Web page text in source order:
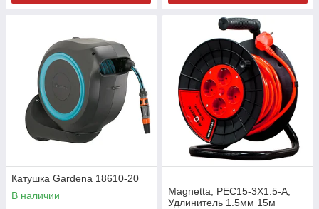
Катушка Gardena 18610-20
В наличии
Magnetta, PEC15-3X1.5-A,
Удлинитель 1.5мм 15м